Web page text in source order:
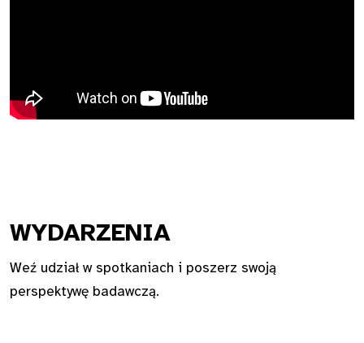
WYDARZENIA
Weź udział w spotkaniach i poszerz swoją
perspektywę badawczą.